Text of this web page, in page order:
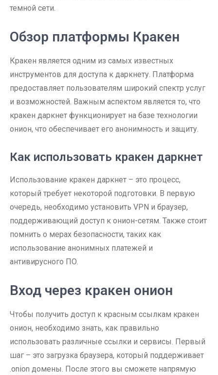
темной сети.
Обзор платформы Кракен
Кракен является одним из самых известных
инструментов для доступа к даркнету. Платформа
предоставляет пользователям широкий спектр услуг
и возможностей. Важным аспектом является то, что
кракен даркнет функционирует на базе технологии
онион, что обеспечивает его анонимность и защиту.
Как использовать кракен даркнет
Использование кракен даркнет – это процесс,
который требует некоторой подготовки. В первую
очередь, необходимо установить VPN и браузер,
поддерживающий доступ к онион-сетям. Также стоит
помнить о мерах безопасности, таких как
использование анонимных платежей и
антивирусного ПО.
Вход через кракен онион
Чтобы получить доступ к красным ссылкам кракен
онион, необходимо знать, как правильно
использовать различные ссылки и сервисы. Первый
шаг – это загрузка браузера, который поддерживает
.onion домены. После этого вы сможете напрямую